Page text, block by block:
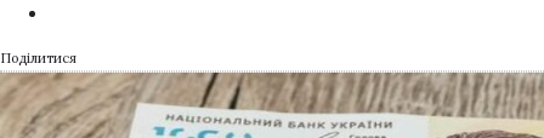
Поділитися